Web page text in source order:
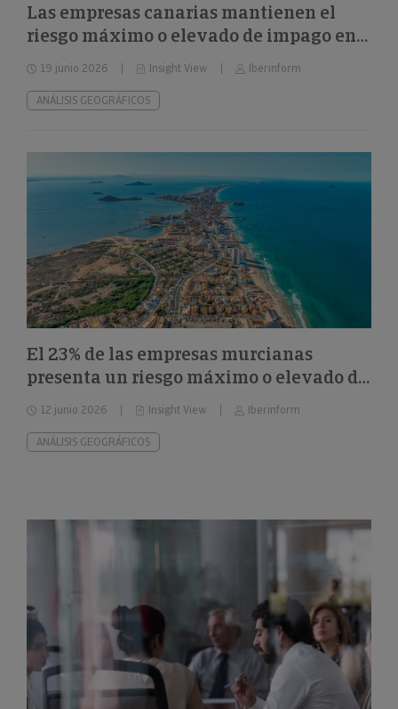
Las empresas canarias mantienen el
riesgo máximo o elevado de impago en
el 32%
19 junio 2026 Insight View Iberinform
ANÁLISIS GEOGRÁFICOS
El 23% de las empresas murcianas
presenta un riesgo máximo o elevado de
impago
12 junio 2026 Insight View Iberinform
ANÁLISIS GEOGRÁFICOS